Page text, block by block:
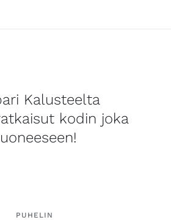
Kalusteelta
kodin joka
PUHELIN